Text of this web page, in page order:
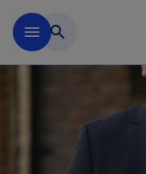
menu search